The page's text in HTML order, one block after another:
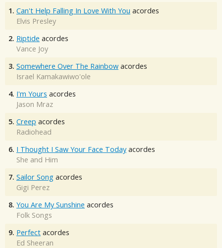
1. Can't Help Falling In Love With You acordes
Elvis Presley
2. Riptide acordes
Vance Joy
3. Somewhere Over The Rainbow acordes
Israel Kamakawiwo'ole
4. I'm Yours acordes
Jason Mraz
5. Creep acordes
Radiohead
6. I Thought I Saw Your Face Today acordes
She and Him
7. Sailor Song acordes
Gigi Perez
8. You Are My Sunshine acordes
Folk Songs
9. Perfect acordes
Ed Sheeran